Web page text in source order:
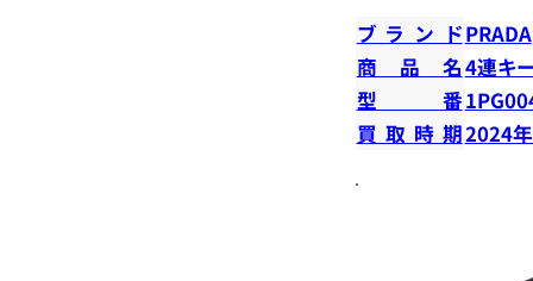
ブランドPRADA
商品名4連キ
型番
買取時期2024